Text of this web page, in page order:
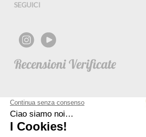
SEGUICI
NEWSLETTER